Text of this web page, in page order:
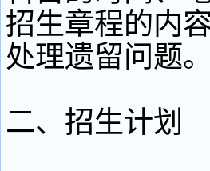
招生章程的内
处理遗留问题。
二、招生计划